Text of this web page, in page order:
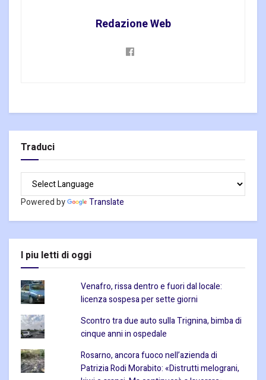
Redazione Web
Traduci
Powered by Translate
I piu letti di oggi
Venafro, rissa dentro e fuori dal locale:
licenza sospesa per sette giorni
Scontro tra due auto sulla Trignina, bimba di
cinque anni in ospedale
Rosarno, ancora fuoco nell’azienda di
Patrizia Rodi Morabito: «Distrutti melograni,